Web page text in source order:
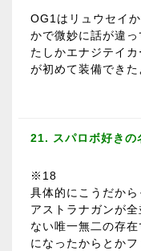
OG1はリュウセイ
かで微妙に話が違
たしかエナジテイ
が初めて装備できた
21. スパロボ好きの
※18
具体的にこうだか
アストラナガンが
ない唯一無二の存
になったからとか